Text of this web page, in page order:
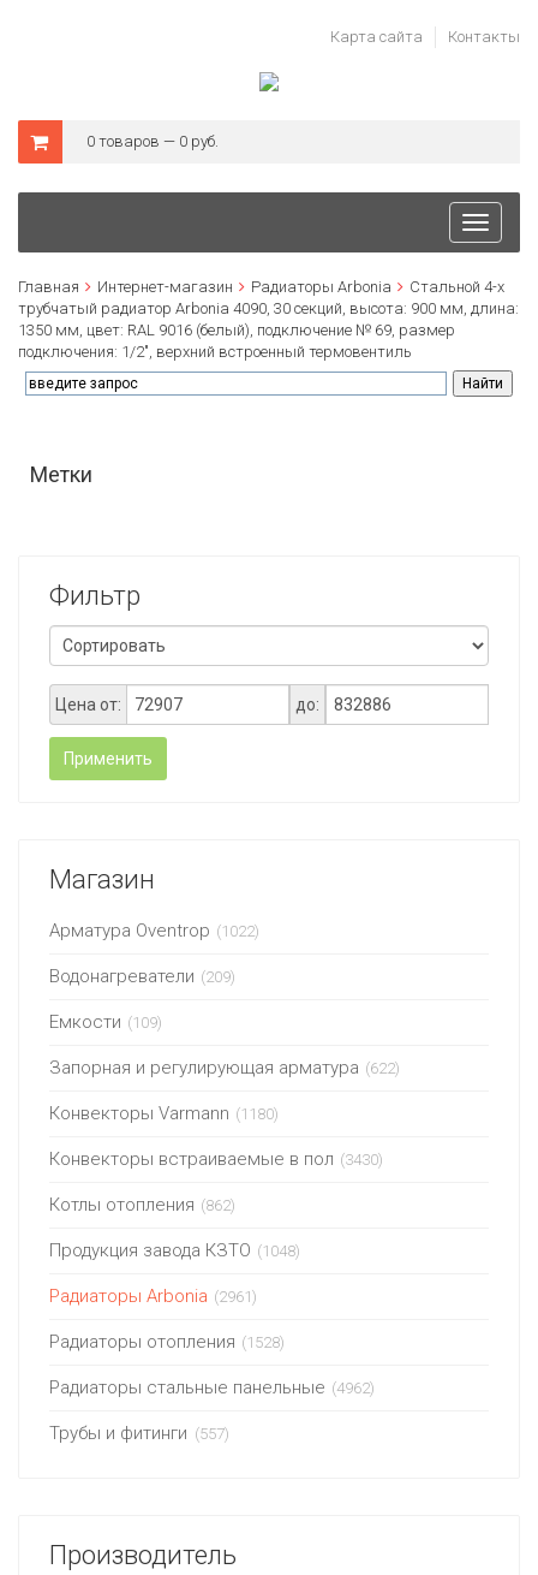
Карта сайта Контакты
0 товаров — 0 руб.
Toggle
Главная Интернет-магазин Радиаторы Arbonia
Стальной 4-х
трубчатый радиатор Arbonia 4090, 30 секций, высота: 900 мм, длина:
1350 мм, цвет: RAL 9016 (белый), подключение № 69, размер
подключения: 1/2", верхний встроенный термовентиль
Метки
Фильтр
Цена от: до:
Применить
Магазин
Арматура Oventrop (1022)
Водонагреватели (209)
Емкости (109)
Запорная и регулирующая арматура (622)
Конвекторы Varmann (1180)
Конвекторы встраиваемые в пол (3430)
Котлы отопления (862)
Продукция завода КЗТО (1048)
Радиаторы Arbonia (2961)
Радиаторы отопления (1528)
Радиаторы стальные панельные (4962)
Трубы и фитинги (557)
Производитель